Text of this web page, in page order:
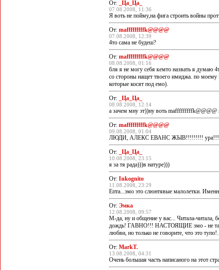
От: _Ца_Ца_
07.08.2008, 11:36
Я воть не пойму,на фига строить войны
От: mafffffffffk@@@@
07.08.2008, 12:39
4то сама не будеш?
От: mafffffffffk@@@@
08.08.2008, 01:16
бля я не могу себя кемто назвать я думаю
со стороны нащет твоего имиджа. по
которые косят под емо).
От: _Ца_Ца_
08.08.2008, 12:14
а зачем мну эт))ну воть mafffffffffk@@@@
От: mafffffffffk@@@@
09.08.2008, 01:04
ЛЮДИ, АЛЕКС ЕВАНС ЖЫВ!!!!!!!!! ура!!!!!!! я
От: _Ца_Ца_
10.08.2008, 23:15
я за тя рада)))в натуре)))
От: Inkognito
11.08.2008, 23:29
Епта...эмо это слюнтявые малолетки.
От: Эмка
12.08.2008, 09:57
М-да, ну и общение у вас... Читала-
дождь! ГАВНО!!! НАСТОЯЩИЕ эмо - не такие.
любви, но только не говорите, что это
От: MarkT.
13.08.2008, 04:31
Очень большая часть написаного на этот